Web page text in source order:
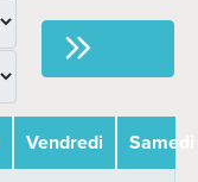
Vendredi Samedi